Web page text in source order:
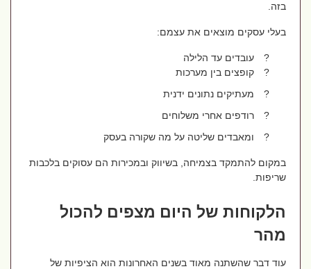
בזה.
בעלי עסקים מוצאים את עצמם:
עובדים עד הלילה
קופצים בין מערכות
מעתיקים נתונים ידנית
רודפים אחרי משלוחים
ומאבדים שליטה על מה שקורה בעסק
במקום להתמקד בצמיחה, בשיווק ובמכירות הם עסוקים בלכבות
שריפות.
הלקוחות של היום מצפים להכול
מהר
עוד דבר שהשתנה מאוד בשנים האחרונות הוא הציפיות של